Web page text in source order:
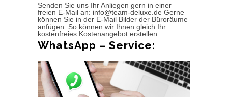
Senden Sie uns Ihr Anliegen gern in einer
freien E-Mail an: info@team-deluxe.de Gerne
können Sie in der E-Mail Bilder der Büroräume
anfügen. So können wir Ihnen gleich Ihr
kostenfreies Kostenangebot erstellen.
WhatsApp – Service: